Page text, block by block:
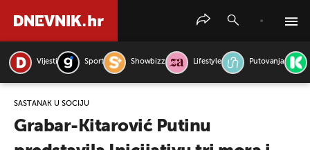
Vijesti Sport Showbizz Lifestyle Putovanja
SASTANAK U SOČIJU
Grabar-Kitarović Putinu
PRETRAŽITE VIJESTI